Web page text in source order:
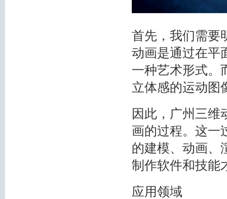
首先，我们需要
动画是通过在平
一种艺术形式。
立体感的运动图
因此，广州三维
画的过程。这一
的建模、动画、
制作软件和技能
应用领域